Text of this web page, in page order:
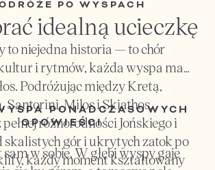
PO WYSPACH
idealną ucieczkę
to niejedna historia — to chór
i rytmów, każda wyspa ma
Podróżując między Kretą,
Santorini, Milos i Skiathos,
różnorodności Jońskiego i
skalistych gór i ukrytych zatok po
każdy moment kształtowany
PONADCZASOWYCH
OPOWIEŚCI
w sobie. W głębi wyspy gaje